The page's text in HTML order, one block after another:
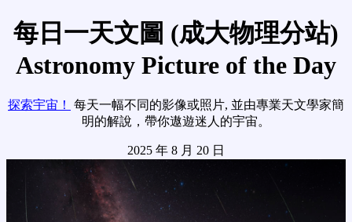
每日一天文圖 (成大物理分站)
Astronomy Picture of the Day
探索宇宙！
每天一幅不同的影像或照片, 並由專業天文學家簡
明的解說，帶你遨遊迷人的宇宙。
2025 年 8 月 20 日